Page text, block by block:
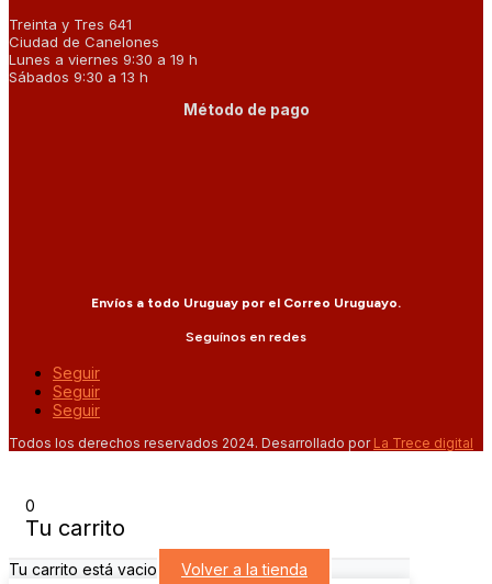
Treinta y Tres 641
Ciudad de Canelones
Lunes a viernes 9:30 a 19 h
Sábados 9:30 a 13 h
Método de pago
Envíos a todo Uruguay por el Correo Uruguayo.
Seguínos en redes
Seguir
Seguir
Seguir
Todos los derechos reservados 2024. Desarrollado por La Trece digital
0
Tu carrito
Tu carrito está vacio Volver a la tienda